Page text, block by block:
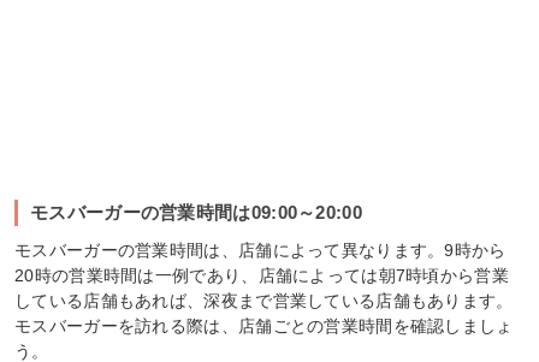
モスバーガーの営業時間は09:00～20:00
モスバーガーの営業時間は、店舗によって異なります。9時から
20時の営業時間は一例であり、店舗によっては朝7時頃から営業
している店舗もあれば、深夜まで営業している店舗もあります。
モスバーガーを訪れる際は、店舗ごとの営業時間を確認しましょ
う。